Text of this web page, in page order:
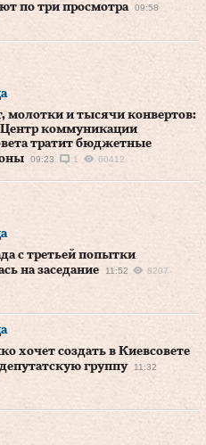
по три просмотра
09:58
молотки и тысячи конвертов:
коммуникации
тратит бюджетные
09:23 1 60412
с третьей попытки
на заседание
11:52 8207
хочет создать в Киевсовете
группу
11:32